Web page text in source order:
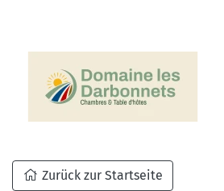
Zurück zur Startseite